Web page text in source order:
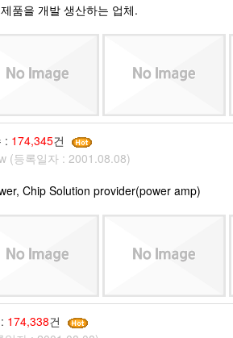
품을 개발 생산하는 업체.
: 174,345건
(등록일자 : 2001.08.08)
Chip Solution provider(power amp)
174,338건